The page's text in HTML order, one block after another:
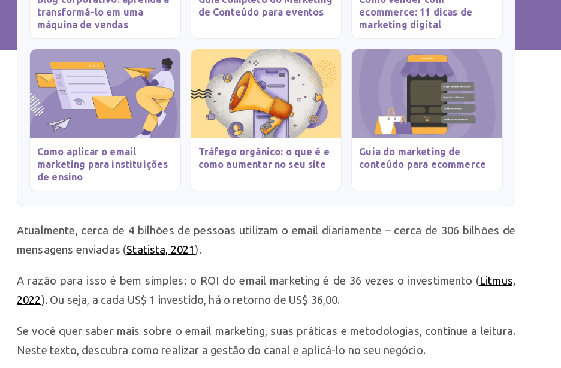
transformá-lo em uma
máquina de vendas
de Conteúdo para eventos
ecommerce: 11 dicas de
marketing digital
Como aplicar o email
marketing para instituições
de ensino
Tráfego orgânico: o que é e
como aumentar no seu site
Guia do marketing de
conteúdo para ecommerce
Atualmente, cerca de 4 bilhões de pessoas utilizam o email diariamente – cerca de 306 bilhões de
mensagens enviadas (Statista, 2021).
A razão para isso é bem simples: o ROI do email marketing é de 36 vezes o investimento (Litmus,
2022). Ou seja, a cada US$ 1 investido, há o retorno de US$ 36,00.
Se você quer saber mais sobre o email marketing, suas práticas e metodologias, continue a leitura.
Neste texto, descubra como realizar a gestão do canal e aplicá-lo no seu negócio.